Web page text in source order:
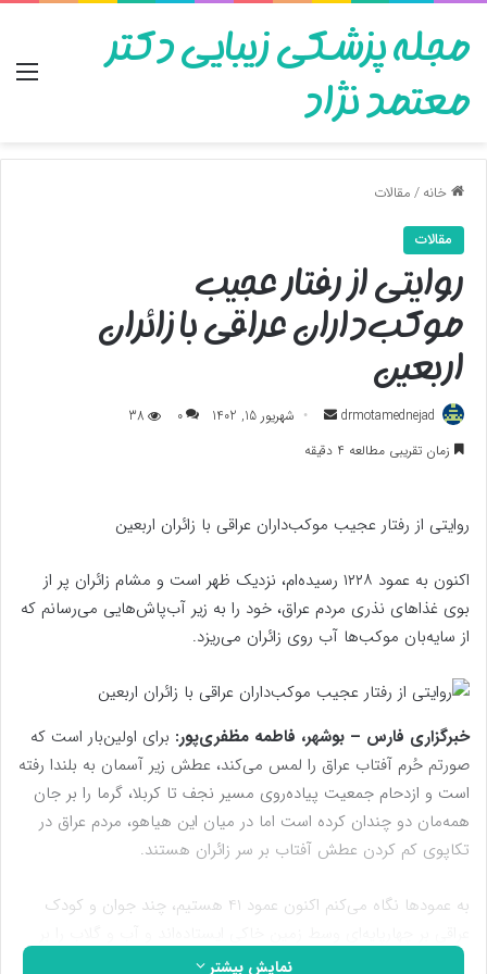
مجله پزشکی زیبایی دکتر
معتمد نژاد
خانه/مقالات
مقالات
روایتی از رفتار عجیب
موکب‌داران عراقی با زائران
اربعین
drmotamednejad
ارسال
به
شهریور 15, 1402 0
38
زمان تقریبی مطالعه 4 دقیقه
روایتی از رفتار عجیب موکب‌داران عراقی با زائران اربعین
اکنون به عمود ۱۲۲۸ رسیده‌ام، نزدیک ظهر است و مشام زائران پر از
بوی غذاهای نذری مردم عراق، خود را به زیر آب‌پاش‌هایی می‌رسانم که
از سایه‌بان‌ موکب‌ها آب روی زائران می‌ریزد.
خبرگزاری فارس – بوشهر، فاطمه مظفری‌پور: برای اولین‌بار است که
صورتم حُرم آفتاب عراق را لمس می‌کند، عطش زیر آسمان به بلندا رفته
است و ازدحام جمعیت پیاده‌روی مسیر نجف تا کربلا، گرما را بر جان
همه‌مان دو چندان کرده است اما در میان این هیاهو، مردم عراق در
تکاپوی کم کردن عطش آفتاب‌ بر سر زائران هستند.
به عمودها نگاه می‌کنم اکنون عمود 41 هستیم، چند جوان و کودک
سر و روی زوار حضرت اباعبدالله(ع) می‌ریزند، عطر گلاب در هوا
نمایش بیشتر